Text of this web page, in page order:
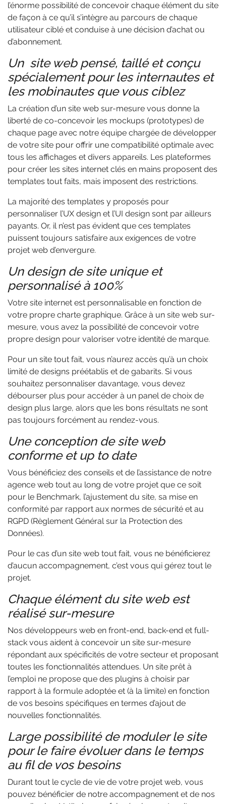
l’énorme possibilité de concevoir chaque élément du site
de façon à ce qu’il s’intègre au parcours de chaque
utilisateur ciblé et conduise à une décision d’achat ou
d’abonnement.
Un site web pensé, taillé et conçu
spécialement pour les internautes et
les mobinautes que vous ciblez
La création d’un site web sur-mesure vous donne la
liberté de co-concevoir les mockups (prototypes) de
chaque page avec notre équipe chargée de développer
de votre site pour offrir une compatibilité optimale avec
tous les affichages et divers appareils. Les plateformes
pour créer les sites internet clés en mains proposent des
templates tout faits, mais imposent des restrictions.
La majorité des templates y proposés pour
personnaliser l’UX design et l’UI design sont par ailleurs
payants. Or, il n’est pas évident que ces templates
puissent toujours satisfaire aux exigences de votre
projet web d’envergure.
Un design de site unique et
personnalisé à 100%
Votre site internet est personnalisable en fonction de
votre propre charte graphique. Grâce à un site web sur-
mesure, vous avez la possibilité de concevoir votre
propre design pour valoriser votre identité de marque.
Pour un site tout fait, vous n’aurez accès qu’à un choix
limité de designs préétablis et de gabarits. Si vous
souhaitez personnaliser davantage, vous devez
débourser plus pour accéder à un panel de choix de
design plus large, alors que les bons résultats ne sont
pas toujours forcément au rendez-vous.
Une conception de site web
conforme et up to date
Vous bénéficiez des conseils et de l’assistance de notre
agence web tout au long de votre projet que ce soit
pour le Benchmark, l’ajustement du site, sa mise en
conformité par rapport aux normes de sécurité et au
RGPD (Règlement Général sur la Protection des
Données).
Pour le cas d’un site web tout fait, vous ne bénéficierez
d’aucun accompagnement, c’est vous qui gérez tout le
projet.
Chaque élément du site web est
réalisé sur-mesure
Nos développeurs web en front-end, back-end et full-
stack vous aident à concevoir un site sur-mesure
répondant aux spécificités de votre secteur et proposant
toutes les fonctionnalités attendues. Un site prêt à
l’emploi ne propose que des plugins à choisir par
rapport à la formule adoptée et (à la limite) en fonction
de vos besoins spécifiques en termes d’ajout de
nouvelles fonctionnalités.
Large possibilité de moduler le site
pour le faire évoluer dans le temps
au fil de vos besoins
Durant tout le cycle de vie de votre projet web, vous
pouvez bénéficier de notre accompagnement et de nos